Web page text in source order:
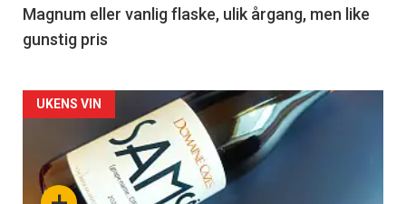
3
Magnum eller vanlig flaske, ulik årgang, men like
gunstig pris
Forsiden
akkurat
nå
UKENS VIN